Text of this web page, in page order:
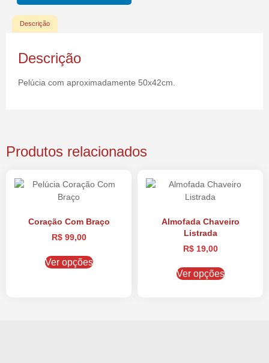
Descrição
Descrição
Pelúcia com aproximadamente 50x42cm.
Produtos relacionados
Coração Com Braço
R$99,00
Ver opções
Almofada Chaveiro
Listrada
R$19,00
Ver opções